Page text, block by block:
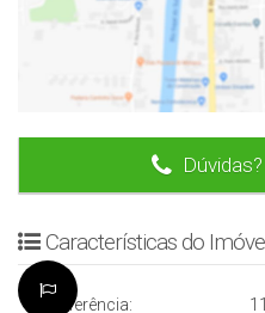
Características do
Referência: